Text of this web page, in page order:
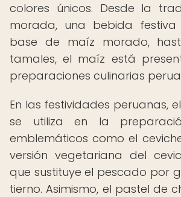
colores únicos. Desde la
morada, una bebida
base de maíz morado,
tamales, el maíz está
preparaciones culinarias
En las festividades peruanas,
se utiliza en la
emblemáticos como el
versión vegetariana del
que sustituye el pescado por
tierno. Asimismo, el pastel de